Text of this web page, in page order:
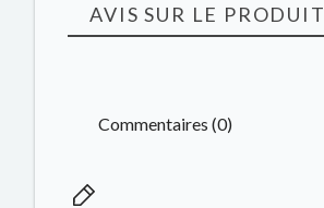
AVIS SUR LE PRODUIT
Commentaires (0)